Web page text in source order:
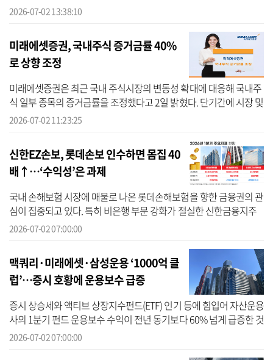
체결했다고 2일 밝혔다. NH농협은행에 따르면 3사는 이날 협약으로
2026-07-02 13:38:10
미래에셋증권, 국내주식 증거금률 40%
로 상향 조정
미래에셋증권은 최근 국내 주식시장의 변동성 확대에 대응해 국내주
식 일부 종목의 증거금률을 조정했다고 2일 밝혔다. 단기간에 시장 및
개별 종목의 가격 변동성이 크게 확대되고, 이에 따른 고객의 투자위
2026-07-02 11:23:25
신한EZ손보, 롯데손보 인수하면 몸집 40
배↑…‘수익성’은 과제
국내 손해보험 시장에 매물로 나온 롯데손해보험을 향한 금융권의 관
심이 집중되고 있다. 특히 비은행 부문 강화가 절실한 신한금융지주
와 한국투자금융지주가 롯데손해보험의 유력한 인수 후보로 거론되
2026-07-02 07:00:00
맥쿼리·미래에셋·삼성운용 ‘1000억 클
럽’…증시 호황에 운용보수 급증
증시 상승세와 액티브 상장지수펀드(ETF) 인기 등에 힘입어 자산운용
사의 1분기 펀드 운용보수 수익이 전년 동기보다 60% 넘게 급증한 것
으로 집계됐다. 개별 운용사 가운데서는 외국계인 맥쿼리자산운용과
2026-07-02 07:00:00